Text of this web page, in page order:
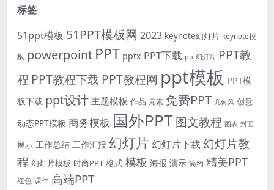
标签
51ppt模板 51PPT模板网 2023 keynote幻灯片 keynote模
板 powerpoint PPT pptx PPT下载 ppt幻灯片 PPT教
程 PPT教程下载 PPT教程网 ppt模板 PPT模
板下载 ppt设计 主题模板 作品 元素 免费PPT 几何风 创意
动态PPT模板 商务模板 国外PPT图文教程 图表 封面
展示 工作总结 工作汇报 幻灯片 幻灯片下载 幻灯片教
程 幻灯片模板 时尚PPT 格式 模板 海报 演示 简约 精美PPT
红色 课件 高端PPT